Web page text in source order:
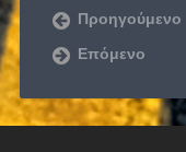
Προηγούμενο
Επόμενο